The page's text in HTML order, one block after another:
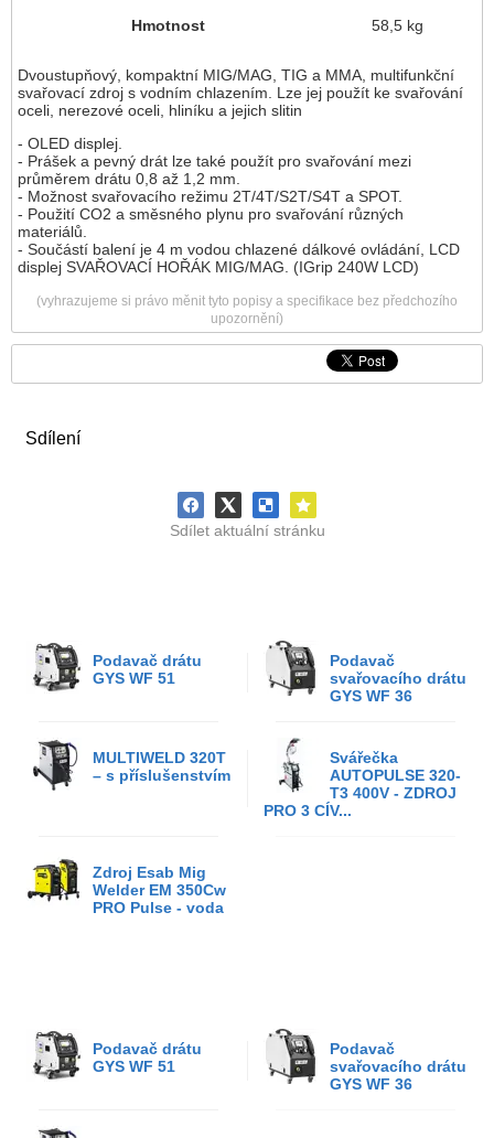
Sdílení
Sdílet aktuální stránku
Podavač drátu
GYS WF 51
Podavač
svařovacího drátu
GYS WF 36
MULTIWELD 320T
– s příslušenstvím
Svářečka
AUTOPULSE 320-
T3 400V - ZDROJ
PRO 3 CÍV...
Zdroj Esab Mig
Welder EM 350Cw
PRO Pulse - voda
Podavač drátu
GYS WF 51
Podavač
svařovacího drátu
GYS WF 36
Hmotnost
58,5 kg
Dvoustupňový, kompaktní MIG/MAG, TIG a MMA, multifunkční
svařovací zdroj s vodním chlazením. Lze jej použít ke svařování
oceli, nerezové oceli, hliníku a jejich slitin
- OLED displej.
- Prášek a pevný drát lze také použít pro svařování mezi
průměrem drátu 0,8 až 1,2 mm.
- Možnost svařovacího režimu 2T/4T/S2T/S4T a SPOT.
- Použití CO2 a směsného plynu pro svařování různých
materiálů.
- Součástí balení je 4 m vodou chlazené dálkové ovládání, LCD
displej SVAŘOVACÍ HOŘÁK MIG/MAG. (IGrip 240W LCD)
(vyhrazujeme si právo měnit tyto popisy a specifikace bez předchozího
upozornění)